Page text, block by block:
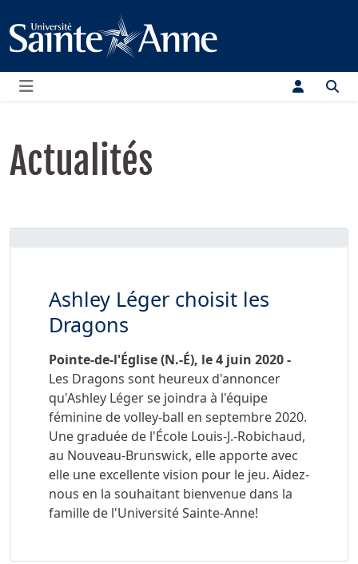
Menu
Actualités
Ashley Léger choisit les
Dragons
Pointe-de-l'Église (N.-É), le 4 juin 2020 -
Les Dragons sont heureux d'annoncer
qu'Ashley Léger se joindra à l'équipe
féminine de volley-ball en septembre 2020.
Une graduée de l'École Louis-J.-Robichaud,
au Nouveau-Brunswick, elle apporte avec
elle une excellente vision pour le jeu. Aidez-
nous en la souhaitant bienvenue dans la
famille de l'Université Sainte-Anne!